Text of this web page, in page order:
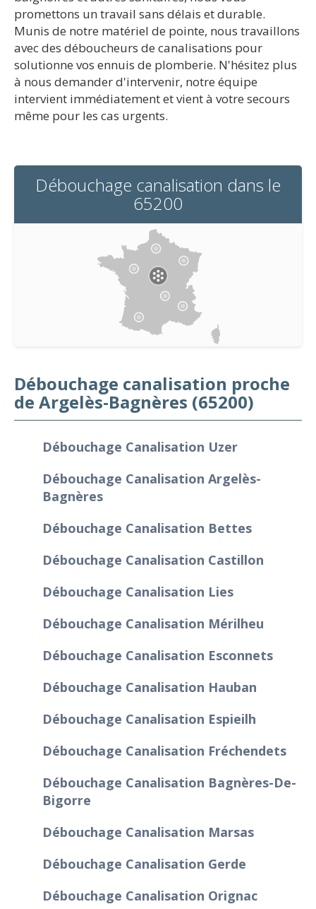
promettons un travail sans délais et durable.
Munis de notre matériel de pointe, nous travaillons
avec des déboucheurs de canalisations pour
solutionne vos ennuis de plomberie. N'hésitez plus
à nous demander d'intervenir, notre équipe
intervient immédiatement et vient à votre secours
même pour les cas urgents.
Débouchage canalisation dans le
65200
Débouchage canalisation proche
de Argelès-Bagnères (65200)
Débouchage Canalisation Uzer
Débouchage Canalisation Argelès-
Bagnères
Débouchage Canalisation Bettes
Débouchage Canalisation Castillon
Débouchage Canalisation Lies
Débouchage Canalisation Mérilheu
Débouchage Canalisation Esconnets
Débouchage Canalisation Hauban
Débouchage Canalisation Espieilh
Débouchage Canalisation Fréchendets
Débouchage Canalisation Bagnères-De-
Bigorre
Débouchage Canalisation Marsas
Débouchage Canalisation Gerde
Débouchage Canalisation Orignac